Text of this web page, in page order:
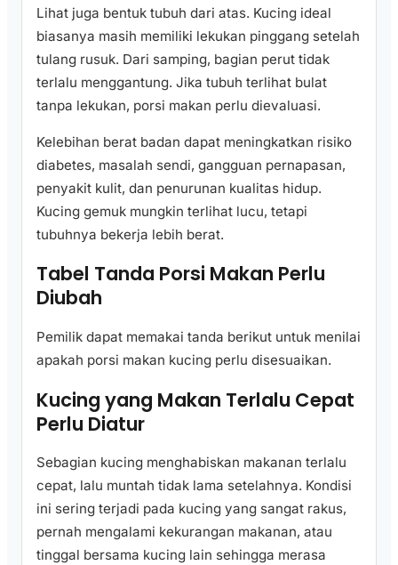
Lihat juga bentuk tubuh dari atas. Kucing ideal
biasanya masih memiliki lekukan pinggang setelah
tulang rusuk. Dari samping, bagian perut tidak
terlalu menggantung. Jika tubuh terlihat bulat
tanpa lekukan, porsi makan perlu dievaluasi.
Kelebihan berat badan dapat meningkatkan risiko
diabetes, masalah sendi, gangguan pernapasan,
penyakit kulit, dan penurunan kualitas hidup.
Kucing gemuk mungkin terlihat lucu, tetapi
tubuhnya bekerja lebih berat.
Tabel Tanda Porsi Makan Perlu
Diubah
Pemilik dapat memakai tanda berikut untuk menilai
apakah porsi makan kucing perlu disesuaikan.
Kucing yang Makan Terlalu Cepat
Perlu Diatur
Sebagian kucing menghabiskan makanan terlalu
cepat, lalu muntah tidak lama setelahnya. Kondisi
ini sering terjadi pada kucing yang sangat rakus,
pernah mengalami kekurangan makanan, atau
tinggal bersama kucing lain sehingga merasa